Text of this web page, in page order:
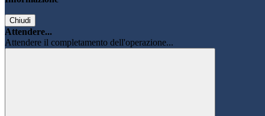
Chiudi
Attendere...
Attendere il completamento dell'operazione...